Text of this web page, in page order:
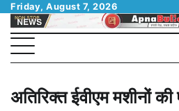
Skip
content
Friday, August 7, 2026
अतिरिक्त ईवीएम मशीनों